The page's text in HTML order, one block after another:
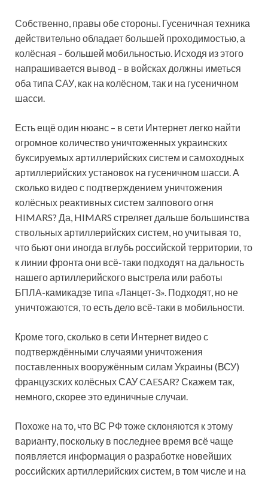
Собственно, правы обе стороны. Гусеничная техника
действительно обладает большей проходимостью, а
колёсная – большей мобильностью. Исходя из этого
напрашивается вывод – в войсках должны иметься
оба типа САУ, как на колёсном, так и на гусеничном
шасси.
Есть ещё один нюанс – в сети Интернет легко найти
огромное количество уничтоженных украинских
буксируемых артиллерийских систем и самоходных
артиллерийских установок на гусеничном шасси. А
сколько видео с подтверждением уничтожения
колёсных реактивных систем залпового огня
HIMARS? Да, HIMARS стреляет дальше большинства
ствольных артиллерийских систем, но учитывая то,
что бьют они иногда вглубь российской территории, то
к линии фронта они всё-таки подходят на дальность
нашего артиллерийского выстрела или работы
БПЛА-камикадзе типа «Ланцет-3». Подходят, но не
уничтожаются, то есть дело всё-таки в мобильности.
Кроме того, сколько в сети Интернет видео с
подтверждёнными случаями уничтожения
поставленных вооружённым силам Украины (ВСУ)
французских колёсных САУ CAESAR? Скажем так,
немного, скорее это единичные случаи.
Похоже на то, что ВС РФ тоже склоняются к этому
варианту, поскольку в последнее время всё чаще
появляется информация о разработке новейших
российских артиллерийских систем, в том числе и на